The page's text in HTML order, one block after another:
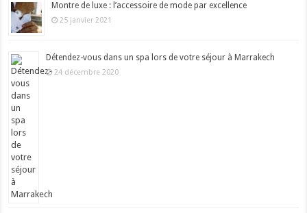
Montre de luxe : l’accessoire de mode par excellence
25 janvier 2021
Détendez-vous dans un spa lors de votre séjour à Marrakech
24 décembre 2020